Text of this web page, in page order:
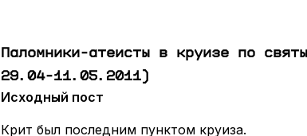
Паломники-атеисты в круизе по
29.04-11.05.2011)
Исходный пост
Крит был последним пунктом круиза.